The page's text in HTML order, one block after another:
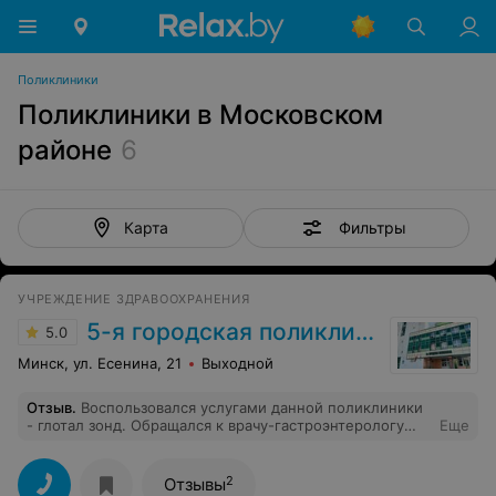
Поликлиники
Поликлиники в Московском
районе 6
Карта Фильтры
УЧРЕЖДЕНИЕ ЗДРАВООХРАНЕНИЯ
5.0 5-я городская поликлиника
Минск, ул. Есенина, 21 Выходной
Отзыв. Воспользовался услугами данной поликлиники
- глотал зонд. Обращался к врачу-гастроэнтерологу
ввел, не дождавшись пока подействует лидокаин,
грубо и резко. Во время процедуры, Байрашевский
Еще
Отзывы2